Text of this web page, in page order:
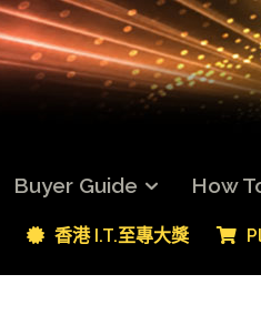
Buyer Guide How
香港 I.T.至專大獎